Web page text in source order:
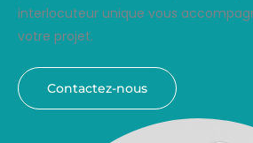
interlocuteur unique vous
votre projet.
Contactez-nous